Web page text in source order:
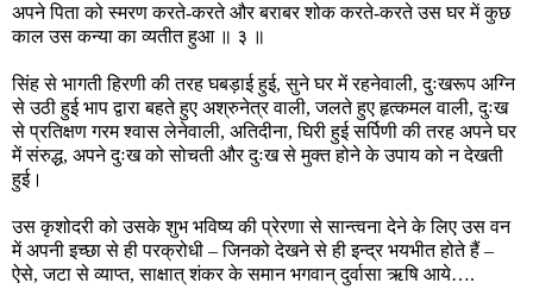
अपने पिता को स्मरण करते-करते और बराबर शोक करते-करते उस घर में कुछ
काल उस कन्या का व्यतीत हुआ ॥ ३ ॥
सिंह से भागती हिरणी की तरह घबड़ाई हुई, सुने घर में रहनेवाली, दुःखरूप अग्नि
से उठी हुई भाप द्वारा बहते हुए अश्रुनेत्र वाली, जलते हुए हृत्‍कमल वाली, दुःख
से प्रतिक्षण गरम श्‍वास लेनेवाली, अतिदीना, घिरी हुई सर्पिणी की तरह अपने घर
में संरुद्ध, अपने दुःख को सोचती और दुःख से मुक्त होने के उपाय को न देखती
हुई।
उस कृशोदरी को उसके शुभ भविष्य की प्रेरणा से सान्‍त्वना देने के लिए उस वन
में अपनी इच्छा से ही परक्रोधी – जिनको देखने से ही इन्द्र भयभीत होते हैं –
ऐसे, जटा से व्याप्त, साक्षात्‌ शंकर के समान भगवान्‌ दुर्वासा ऋषि आये….